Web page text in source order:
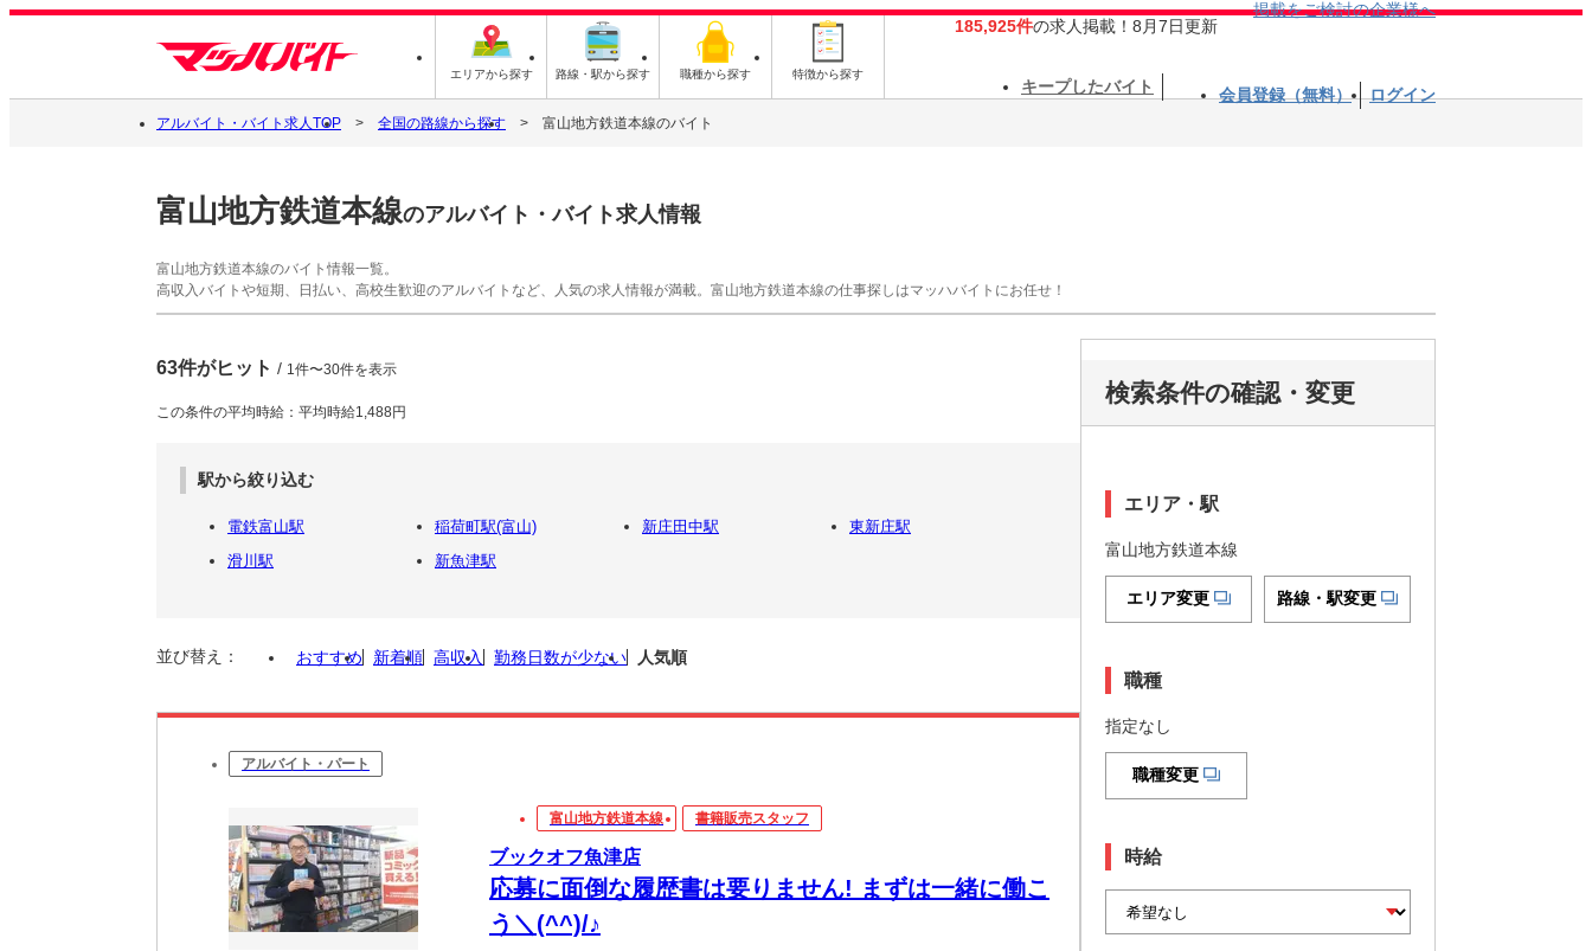
エリアから探す 路線・駅から探す 職種から探す 特徴から探す
185,925件の求人掲載！8月7日更新
掲載をご検討の企業様へ
キープしたバイト 会員登録（無料） ログイン
アルバイト・バイト求人TOP 全国の路線から探す 富山地方鉄道本線のバイト
富山地方鉄道本線のアルバイト・バイト求人情報
富山地方鉄道本線のバイト情報一覧。
高収入バイトや短期、日払い、高校生歓迎のアルバイトなど、人気の求人情報が満載。富山地方鉄道本線の仕事探しはマッハバイトにお任せ！
63件がヒット / 1件〜30件を表示
この条件の平均時給：平均時給1,488円
駅から絞り込む
電鉄富山駅 稲荷町駅(富山) 新庄田中駅
東新庄駅
滑川駅
新魚津駅
並び替え： おすすめ 新着順 高収入 勤務日数が少ない 人気順
アルバイト・パート
富山地方鉄道本線 書籍販売スタッフ
ブックオフ魚津店
応募に面倒な履歴書は要りません! まずは一緒に働こ
う＼(^^)/♪
検索条件の確認・変更
エリア・駅
富山地方鉄道本線
エリア変更 路線・駅変更
職種
指定なし
職種変更
時給